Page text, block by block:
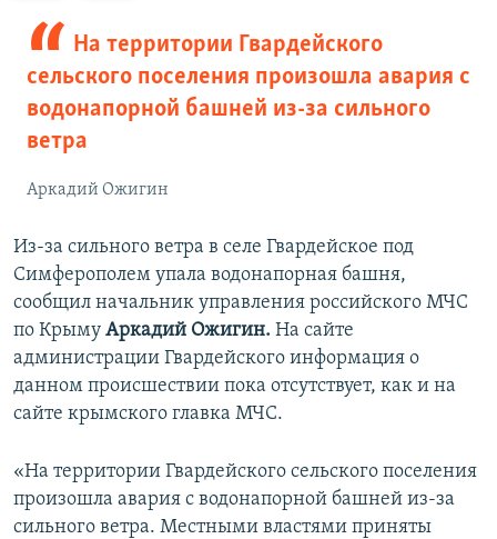
щ
л
а
й
д
д
щ
и
а
й
д
На территории Гвардейского
сельского поселения произошла авария с
водонапорной башней из-за сильного
ветра
Аркадий Ожигин
Из-за сильного ветра в селе Гвардейское под
Симферополем упала водонапорная башня,
сообщил начальник управления российского МЧС
по Крыму Аркадий Ожигин. На сайте
администрации Гвардейского информация о
данном происшествии пока отсутствует, как и на
сайте крымского главка МЧС.
«На территории Гвардейского сельского поселения
произошла авария с водонапорной башней из-за
сильного ветра. Местными властями приняты